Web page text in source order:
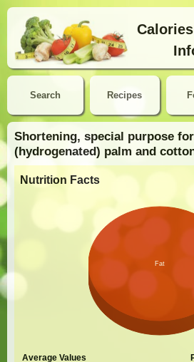
Search Recipes
Shortening, special purpose
(hydrogenated) palm and
Nutrition Facts
Fat
Average Values